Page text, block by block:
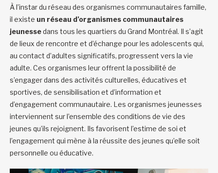
À l’instar du réseau des organismes communautaires famille,
il existe un réseau d’organismes communautaires
jeunessedans tous les quartiers du Grand Montréal. Il s’agit
de lieux de rencontre et d’échange pour les adolescents qui,
au contact d’adultes significatifs, progressent vers la vie
adulte. Ces organismes leur offrent la possibilité de
s’engager dans des activités culturelles, éducatives et
sportives, de sensibilisation et d’information et
d’engagement communautaire. Les organismes jeunesses
interviennent sur l’ensemble des conditions de vie des
jeunes qu’ils rejoignent. Ils favorisent l’estime de soi et
l’engagement qui mène à la réussite des jeunes qu’elle soit
personnelle ou éducative.